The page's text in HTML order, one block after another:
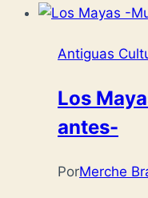
Antiguas
Los
antes-
PorMerche